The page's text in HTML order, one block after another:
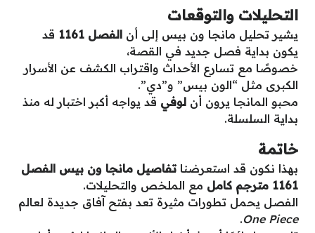
التحليلات والتوقعات
يشير تحليل مانجا ون بيس إلى أن الفصل 1161
قد
يكون بداية فصل جديد في القصة،
خصوصًا مع تسارع الأحداث واقتراب الكشف عن الأسرار
الكبرى مثل “الون بيس” و”دي”.
محبو المانجا يرون أن لوفي قد يواجه أكبر اختبار له منذ
بداية السلسلة.
خاتمة
بهذا نكون قد استعرضناتفاصيل مانجا ون بيس الفصل
1161 مترجم كامل
مع الملخص والتحليلات.
الفصل يحمل تطورات مثيرة تعد بفتح آفاق جديدة لعالم
One Piece
.